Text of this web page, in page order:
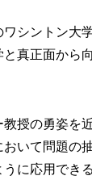
ワシントン大
と真正面から
教授の勇姿を
おいて問題の
うに応用でき